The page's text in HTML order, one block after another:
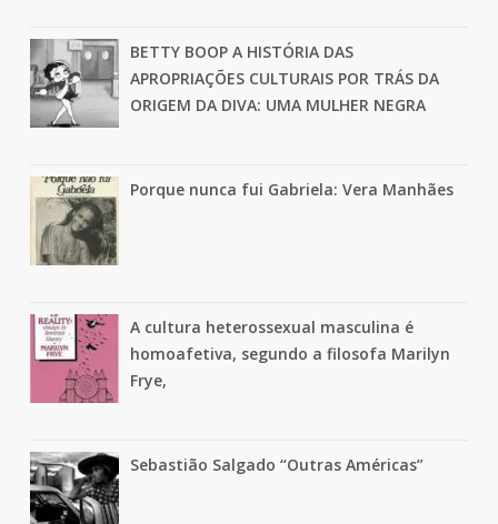
BETTY BOOP A HISTÓRIA DAS
APROPRIAÇÕES CULTURAIS POR TRÁS DA
ORIGEM DA DIVA: UMA MULHER NEGRA
Porque nunca fui Gabriela: Vera Manhães
A cultura heterossexual masculina é
homoafetiva, segundo a filosofa Marilyn
Frye,
Sebastião Salgado “Outras Américas”